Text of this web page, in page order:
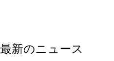
最新のニュース